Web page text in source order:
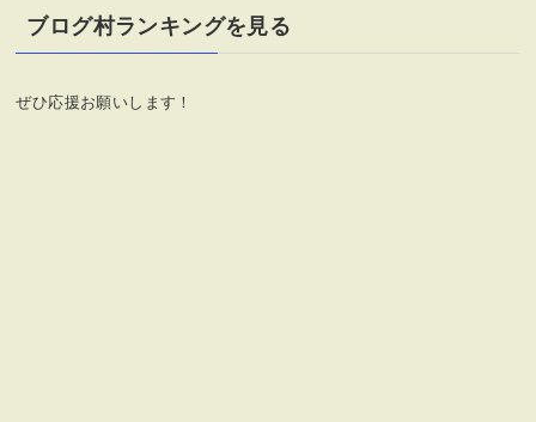
リ
ー
ブログ村ランキングを見る
ぜひ応援お願いします！